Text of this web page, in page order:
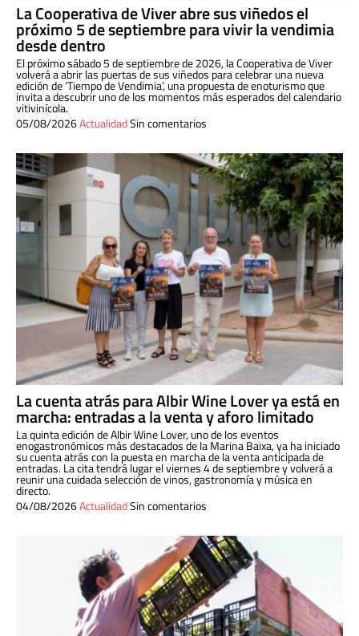
La Cooperativa de Viver abre sus viñedos el
próximo 5 de septiembre para vivir la vendimia
desde dentro
El próximo sábado 5 de septiembre de 2026, la Cooperativa de Viver
volverá a abrir las puertas de sus viñedos para celebrar una nueva
edición de ‘Tiempo de Vendimia’, una propuesta de enoturismo que
invita a descubrir uno de los momentos más esperados del calendario
vitivinícola.
05/08/2026ActualidadSin comentarios
La cuenta atrás para Albir Wine Lover ya está en
marcha: entradas a la venta y aforo limitado
La quinta edición de Albir Wine Lover, uno de los eventos
enogastronómicos más destacados de la Marina Baixa, ya ha iniciado
su cuenta atrás con la puesta en marcha de la venta anticipada de
entradas. La cita tendrá lugar el viernes 4 de septiembre y volverá a
reunir una cuidada selección de vinos, gastronomía y música en
directo.
04/08/2026ActualidadSin comentarios